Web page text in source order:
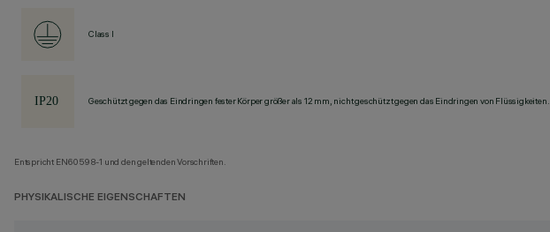
Class I
Geschützt gegen das Eindringen fester Körper größer als 12 mm, nicht geschützt gegen das Eindringen von Flüssigkeiten.
Entspricht EN60598-1 und den geltenden Vorschriften.
PHYSIKALISCHE EIGENSCHAFTEN